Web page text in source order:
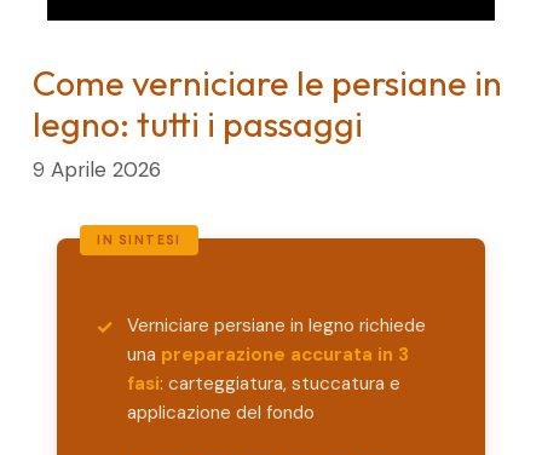
Come verniciare le persiane in
legno: tutti i passaggi
9 Aprile 2026
Verniciare persiane in legno richiede
una preparazione accurata in 3
fasi: carteggiatura, stuccatura e
applicazione del fondo